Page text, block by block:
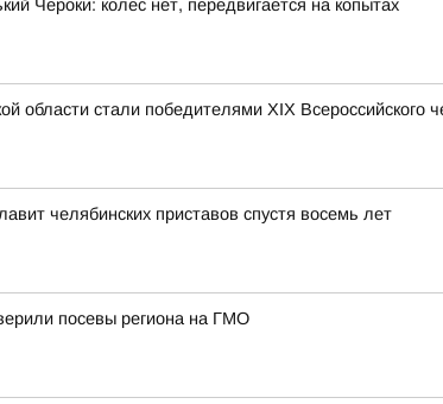
Чероки: колес нет, передвигается на копытах
области стали победителями XIX Всероссийского
челябинских приставов спустя восемь лет
посевы региона на ГМО